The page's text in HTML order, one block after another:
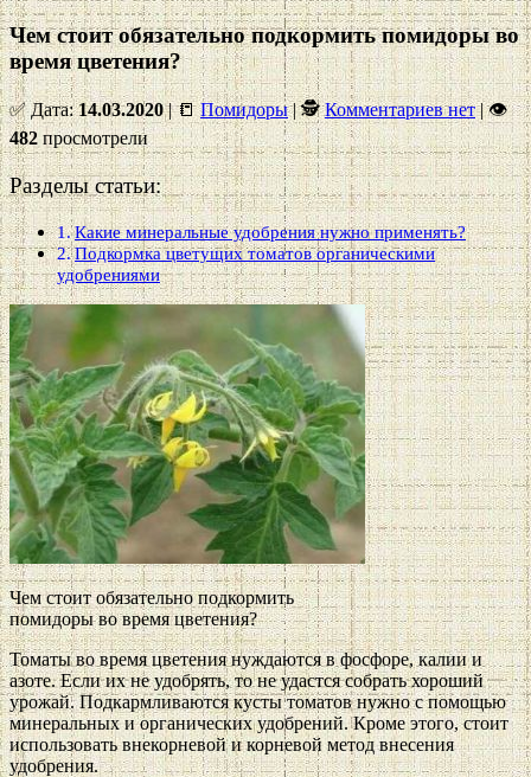
Чем стоит обязательно подкормить помидоры во
время цветения?
✅ Дата:14.03.2020| 📒Помидоры| 🕵Комментариев нет|👁
482 просмотрели
Разделы статьи:
Какие минеральные удобрения нужно применять?
Подкормка цветущих томатов органическими
удобрениями
Чем стоит обязательно подкормить
помидоры во время цветения?
Томаты во время цветения нуждаются в фосфоре, калии и
азоте. Если их не удобрять, то не удастся собрать хороший
урожай. Подкармливаются кусты томатов нужно с помощью
минеральных и органических удобрений. Кроме этого, стоит
использовать внекорневой и корневой метод внесения
удобрения.